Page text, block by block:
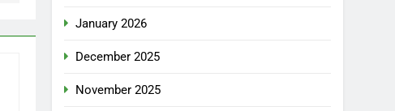
January 2026
December 2025
November 2025